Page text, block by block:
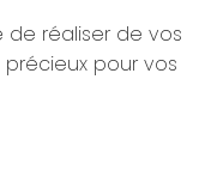
de réaliser de vos
pour vos